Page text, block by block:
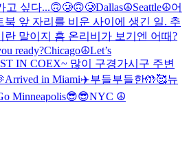
고 싶다...🙃🥲🙃🥲Dallas☮️Seattle☮️어
앞 자리를 비운 사이에 생긴 일. 추
란 말이지 흠 온리비가 보기엔 어때?
ready?Chicago☮️Let’s
IN COEX~ 많이 구경가시구 주변
Arrived in Miami✈️부들부들한🤲🥰뉴
Minneapolis😎😎NYC ☮️